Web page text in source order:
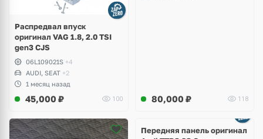
Распредвал впуск
оригинал VAG 1.8, 2.0 TSI
gen3 CJS
06L109021S +4
AUDI, SEAT +2
1 месяц назад
45,000 ₽ 100 80,000 ₽ 118
2 фото
Передняя панель оригинал